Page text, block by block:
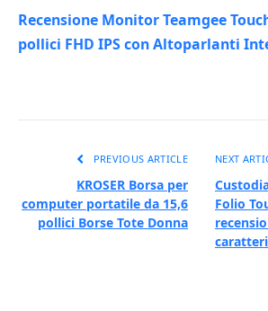
Recensione Monitor Teamgee
pollici FHD IPS con Altoparlanti
PREVIOUS ARTICLE
KROSER Borsa per
computer portatile da 15,6
pollici Borse Tote Donna
NEXT
Folio